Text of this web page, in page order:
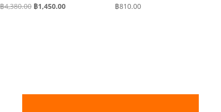
฿4,380.00 Original
฿1,450.00Current
฿810.00